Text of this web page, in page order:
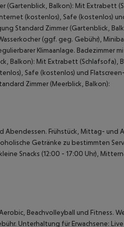
(Gartenblick, Balkon): Mit Extrabett
(kostenlos), Safe (kostenlos)
Standard Zimmer (Gartenblick,
(ggf. geg. Gebühr),
Klimaanlage. Badezimmer
Balkon): Mit Extrabett (Schlafsofa),
Safe (kostenlos) und
Zimmer (Meerblick, Balkon):
Abendessen. Frühstück, Mittag- und
Getränke zu bestimmten
Snacks (12:00 - 17:00 Uhr),
Beachvolleyball und Fitness.
Unterhaltung für Erwachsene: